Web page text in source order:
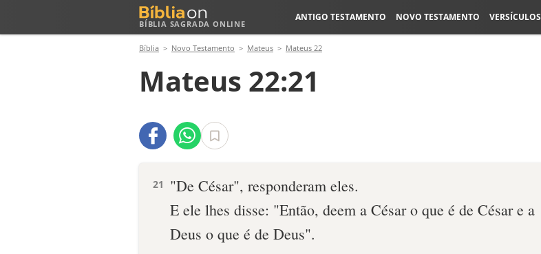
BÍBLIA SAGRADA ONLINE
ANTIGO TESTAMENTO NOVO TESTAMENTO VERSÍCULOS
Bíblia Novo Testamento Mateus Mateus 22
Mateus 22:21
21
"De César", responderam eles.
E ele lhes disse: "Então, deem a César o que é de César e a
Deus o que é de Deus".